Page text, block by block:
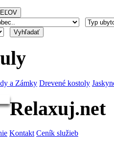
a Zámky Drevené kostoly
Relaxuj.net
Kontakt Ceník služieb